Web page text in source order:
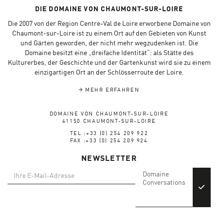
DIE DOMAINE VON CHAUMONT-SUR-LOIRE
Die 2007 von der Region Centre-Val de Loire erworbene Domaine von
Chaumont-sur-Loire ist zu einem Ort auf den Gebieten von Kunst
und Gärten geworden, der nicht mehr wegzudenken ist. Die
Domaine besitzt eine „dreifache Identität“: als Stätte des
Kulturerbes, der Geschichte und der Gartenkunst wird sie zu einem
einzigartigen Ort an der Schlösserroute der Loire.
MEHR ERFAHREN
DOMAINE VON CHAUMONT-SUR-LOIRE
41150 CHAUMONT-SUR-LOIRE
TEL :+33 (0) 254 209 922
FAX :+33 (0) 254 209 924
NEWSLETTER